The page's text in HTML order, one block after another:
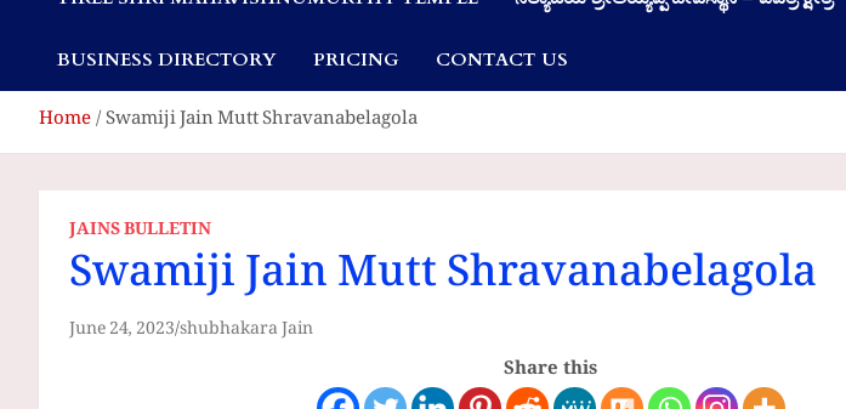
BUSINESS DIRECTORY PRICING CONTACT US
Home Swamiji Jain Mutt Shravanabelagola
JAINS BULLETIN
Swamiji Jain Mutt Shravanabelagola
June 24, 2023 shubhakara Jain
Share this